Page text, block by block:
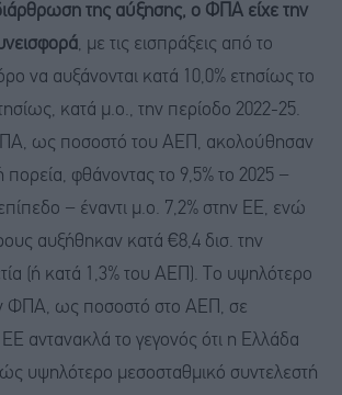
της αύξησης, ο ΦΠΑ είχε την
, με τις εισπράξεις από το
να αυξάνονται κατά 10,0% ετησίως το
κατά μ.ο., την περίοδο 2022-25.
ως ποσοστό του ΑΕΠ, ακολούθησαν
πορεία, φθάνοντας το 9,5% το 2025 −
− έναντι μ.ο. 7,2% στην ΕΕ, ενώ
αυξήθηκαν κατά €8,4 δισ. την
(ή κατά 1,3% του ΑΕΠ). Το υψηλότερο
ΦΠΑ, ως ποσοστό στο ΑΕΠ, σε
αντανακλά το γεγονός ότι η Ελλάδα
υψηλότερο μεσοσταθμικό συντελεστή